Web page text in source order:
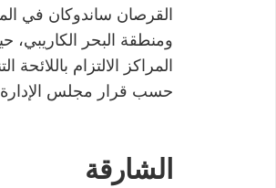
ومنطقة البحر الكاريبي،
المراكز الالتزام
حسب قرار مجلس
الشارقة